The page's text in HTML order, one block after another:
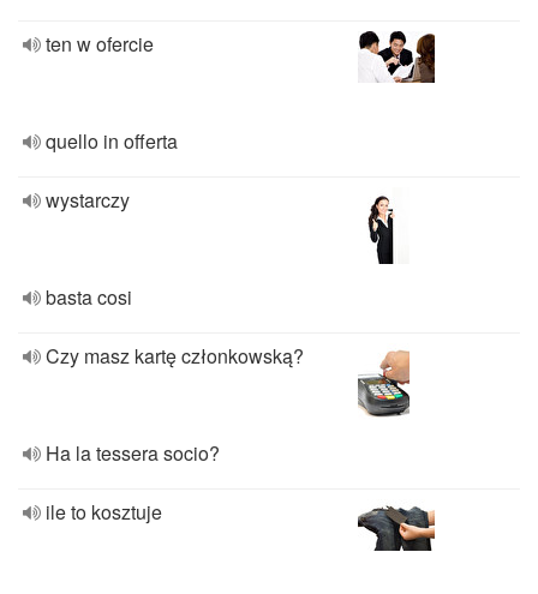
ten w ofercie
quello in offerta
wystarczy
basta cosi
Czy masz kartę członkowską?
Ha la tessera socio?
ile to kosztuje